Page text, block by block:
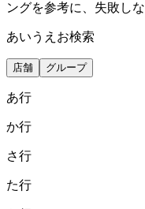
ングを参考に、失敗し
あいうえお検索
店舗 グループ
あ行
か行
さ行
た行